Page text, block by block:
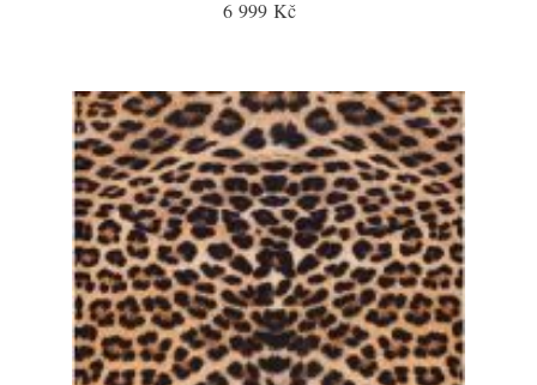
6 999 Kč